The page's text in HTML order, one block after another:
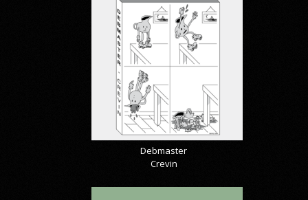
Debmaster
Crevin